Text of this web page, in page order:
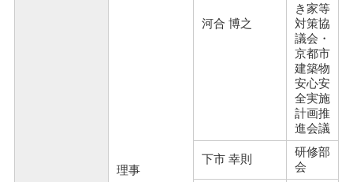
理事
河合 博之
き家等
対策協
議会・
京都市
建築物
安心安
全実施
計画推
進会議
下市 幸則
研修部
会